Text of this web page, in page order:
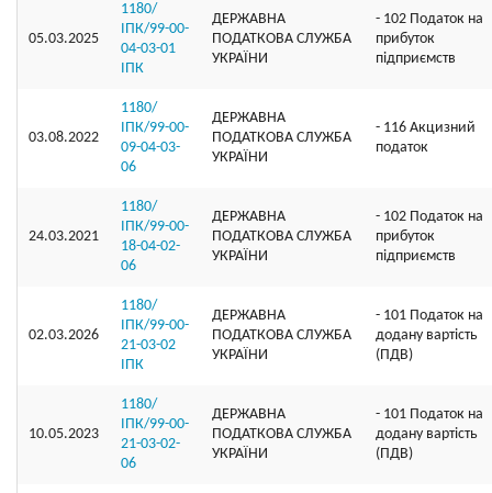
05.03.2025
1180/
ІПК/99-00-
04-03-01
ІПК
ДЕРЖАВНА
ПОДАТКОВА СЛУЖБА
УКРАЇНИ
- 102 Податок на
прибуток
підприємств
03.08.2022
1180/
ІПК/99-00-
09-04-03-
06
ДЕРЖАВНА
ПОДАТКОВА СЛУЖБА
УКРАЇНИ
- 116 Акцизний
податок
24.03.2021
1180/
ІПК/99-00-
18-04-02-
06
ДЕРЖАВНА
ПОДАТКОВА СЛУЖБА
УКРАЇНИ
- 102 Податок на
прибуток
підприємств
02.03.2026
1180/
ІПК/99-00-
21-03-02
ІПК
ДЕРЖАВНА
ПОДАТКОВА СЛУЖБА
УКРАЇНИ
- 101 Податок на
додану вартість
(ПДВ)
10.05.2023
1180/
ІПК/99-00-
21-03-02-
06
ДЕРЖАВНА
ПОДАТКОВА СЛУЖБА
УКРАЇНИ
- 101 Податок на
додану вартість
(ПДВ)